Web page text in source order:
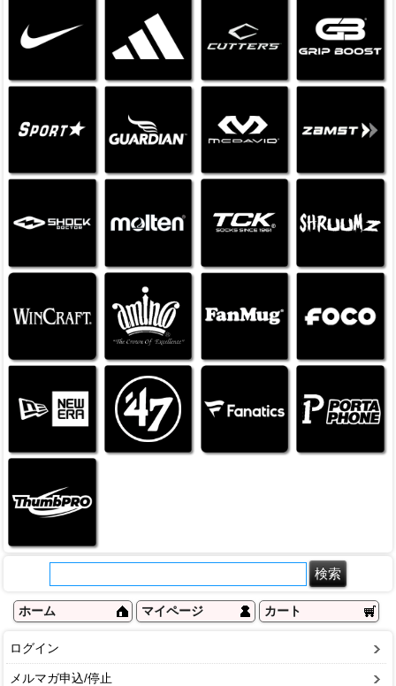
ホーム マイページ カート
ログイン
メルマガ申込/停止